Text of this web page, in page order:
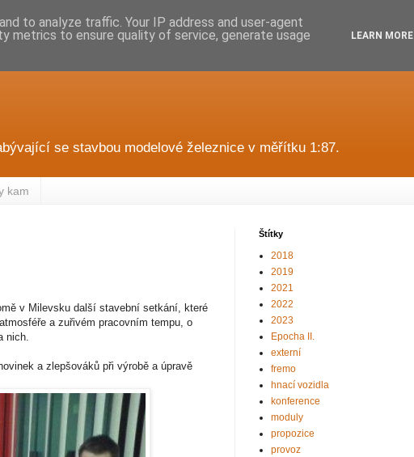
se stavbou modelové železnice v měřítku 1:87.
kam
v Milevsku další stavební setkání, které
a zuřivém pracovním tempu, o
nich.
a zlepšováků při výrobě a úpravě
Štítky
2018
2019
2021
2022
2023
Epocha II.
externí
fremo
hnací vozidla
konference
moduly
propozice
provoz
to analyze traffic. Your IP address and user-agent
metrics to ensure quality of service, generate usage
LEARN MORE